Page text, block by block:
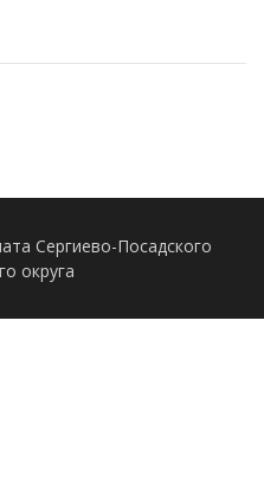
Сергиево-Посадского
округа